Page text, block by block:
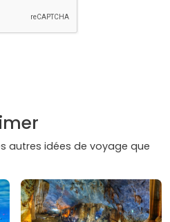
autres idées de voyage que